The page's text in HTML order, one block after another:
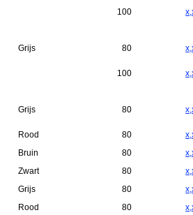
100
Grijs 80
100
Grijs 80
Rood 80
Bruin
80
Zwart
80
Grijs 80
Rood
80